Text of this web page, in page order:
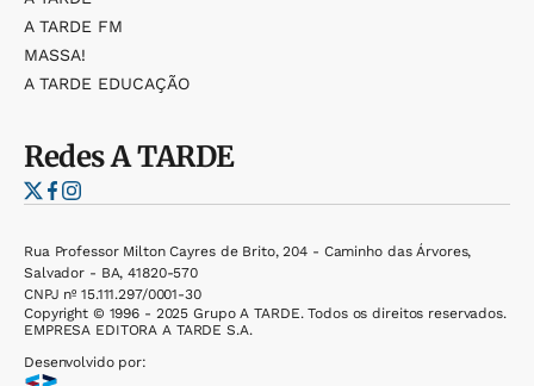
A TARDE FM
MASSA!
A TARDE EDUCAÇÃO
RedesA TARDE
Rua Professor Milton Cayres de Brito, 204 - Caminho das Árvores,
Salvador - BA, 41820-570
CNPJ nº 15.111.297/0001-30
Copyright © 1996 - 2025 Grupo A TARDE. Todos os direitos reservados.
EMPRESA EDITORA A TARDE S.A.
Desenvolvido por: